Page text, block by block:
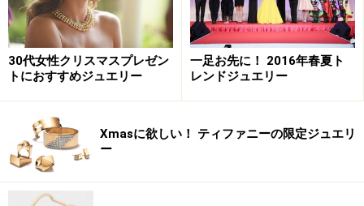
30代女性クリスマスプレゼン
トにおすすめジュエリー
一足お先に！ 2016年春夏ト
レンドジュエリー
Xmasに欲しい！ ティファニーの限定ジュエリ
ー